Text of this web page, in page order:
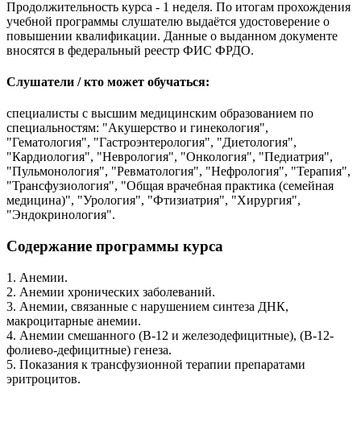
Продолжительность курса - 1 неделя. По итогам прохождения
учебной программы слушателю выдаётся удостоверение о
повышении квалификации. Данные о выданном документе
вносятся в федеральный реестр ФИС ФРДО.
Слушатели / кто может обучаться:
специалисты с высшим медицинским образованием по
специальностям: "Акушерство и гинекология",
"Гематология", "Гастроэнтерология", "Диетология",
"Кардиология", "Неврология", "Онкология", "Педиатрия",
"Пульмонология", "Ревматология", "Нефрология", "Терапия",
"Трансфузиология", "Общая врачебная практика (семейная
медицина)", "Урология", "Фтизиатрия", "Хирургия",
"Эндокринология".
Содержание программы курса
1. Анемии.
2. Анемии хронических заболеваний.
3. Анемии, связанные с нарушением синтеза ДНК,
макроцитарные анемии.
4. Анемии смешанного (В-12 и железодефицитные), (В-12-
фолиево-дефицитные) генеза.
5. Показания к трансфузионной терапии препаратами
эритроцитов.